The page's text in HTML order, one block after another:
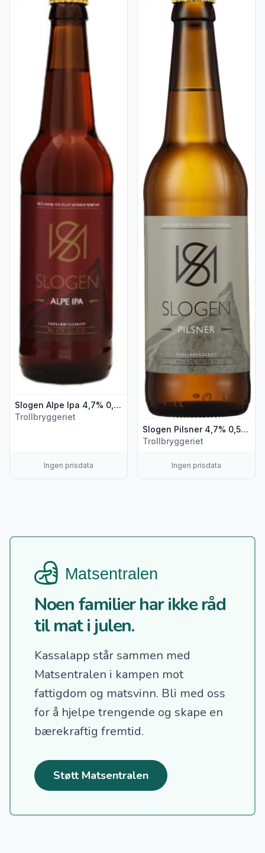
Slogen Alpe Ipa 4,7% 0,5l flaske
Trollbryggeriet
Ingen prisdata
Slogen Pilsner 4,7% 0,5l flaske
Trollbryggeriet
Ingen prisdata
Noen familier har ikke råd
til mat i julen.
Kassalapp står sammen med
Matsentralen i kampen mot
fattigdom og matsvinn. Bli med oss
for å hjelpe trengende og skape en
bærekraftig fremtid.
Støtt Matsentralen